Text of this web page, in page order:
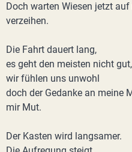
Doch warten Wiesen jetzt
verzeihen.
Die Fahrt dauert lang,
es geht den meisten nicht gut,
wir fühlen uns unwohl
doch der Gedanke an meine
mir Mut.
Der Kasten wird langsamer.